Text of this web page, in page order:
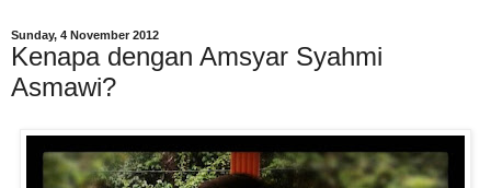
Sunday, 4 November 2012
Kenapa dengan Amsyar Syahmi
Asmawi?